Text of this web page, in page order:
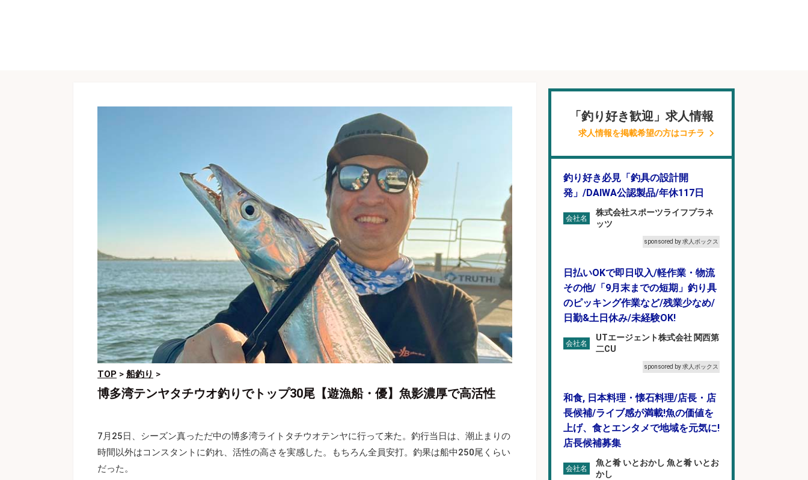
TOP > 船釣り >
博多湾テンヤタチウオ釣りでトップ30尾【遊漁船・優】魚影濃厚で高活性
7月25日、シーズン真っただ中の博多湾ライトタチウオテンヤに行って来た。釣行当日は、潮止まりの
時間以外はコンスタントに釣れ、活性の高さを実感した。もちろん全員安打。釣果は船中250尾くらい
だった。
「釣り好き歓迎」求人情報
求人情報を掲載希望の方はコチラ
釣り好き必見「釣具の設計開
発」/DAIWA公認製品/年休117日
会社名
株式会社スポーツライフプラネ
ッツ
sponsored by 求人ボックス
日払いOKで即日収入/軽作業・物流
その他/「9月末までの短期」釣り具
のピッキング作業など/残業少なめ/
日勤&土日休み/未経験OK!
会社名
UTエージェント株式会社 関西第
二CU
sponsored by 求人ボックス
和食, 日本料理・懐石料理/店長・店
長候補/ライブ感が満載!魚の価値を
上げ、食とエンタメで地域を元気に!
店長候補募集
会社名
魚と肴 いとおかし 魚と肴 いとお
かし